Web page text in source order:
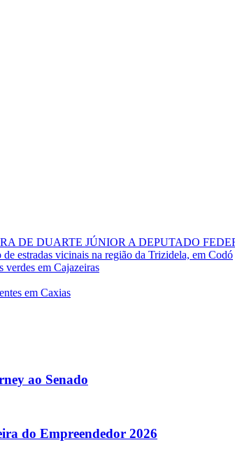
DE DUARTE JÚNIOR A DEPUTADO
estradas vicinais na região da Trizidela, em Codó
verdes em Cajazeiras
em Caxias
ao Senado
do Empreendedor 2026